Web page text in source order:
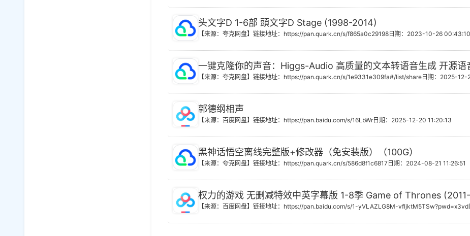
头文字D 1-6部 頭文字D Stage (1998-2014)
【来源：夸克网盘】链接地址：https://pan.quark.cn/s/f865a0c29198 日期：2023-10-26 00:43:10
一键克隆你的声音：Higgs-Audio 高质量的文本转语音生成 开源
【来源：夸克网盘】链接地址：https://pan.quark.cn/s/1e9331e309fa#/list/share 日期：2025-
郭德纲相声
【来源：百度网盘】链接地址：https://pan.baidu.com/s/16LbWr日期：2025-12-20 11:20:13
黑神话悟空离线完整版+修改器（免安装版）（100G）
【来源：夸克网盘】链接地址：https://pan.quark.cn/s/586d8f1c6817 日期：2024-08-21 11:26:51
权力的游戏 无删减特效中英字幕版 1-8季 Game of Thrones
【来源：百度网盘】链接地址：https://pan.baidu.com/s/1-yVLAZLG8M-vfljktM5TSw?pwd=x3vd